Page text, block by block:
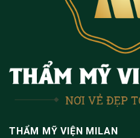
THẨM MỸ VIỆN MILAN